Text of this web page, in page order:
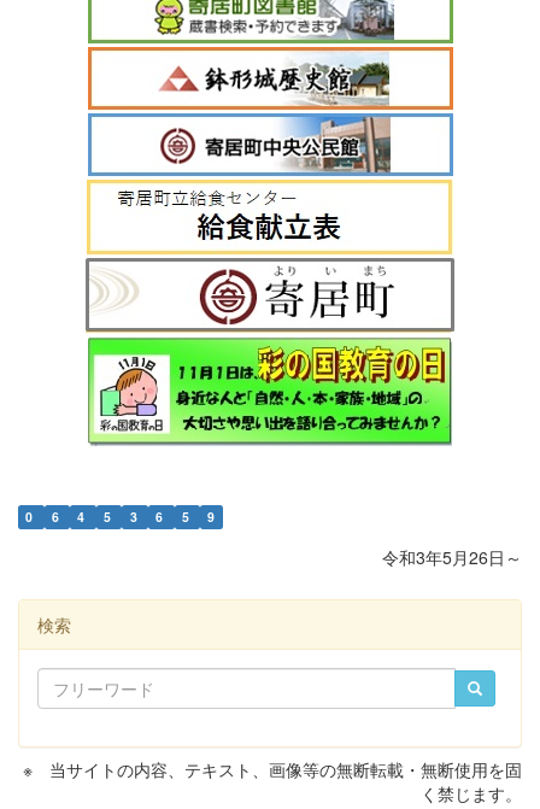
0 6 4 5 3 6 5 9
令和3年5月26日～
検索
※ 当サイトの内容、テキスト、画像等の無断転載・無断使用を固
く禁じます。